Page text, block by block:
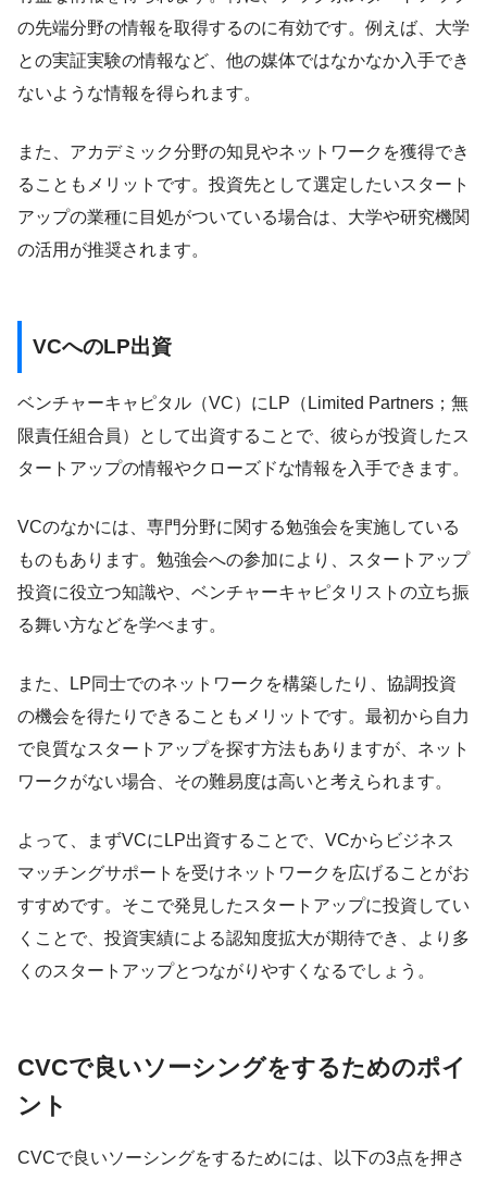
の先端分野の情報を取得するのに有効です。例えば、大学
との実証実験の情報など、他の媒体ではなかなか入手でき
ないような情報を得られます。
また、アカデミック分野の知見やネットワークを獲得でき
ることもメリットです。投資先として選定したいスタート
アップの業種に目処がついている場合は、大学や研究機関
の活用が推奨されます。
VCへのLP出資
ベンチャーキャピタル（VC）にLP（Limited Partners；無
限責任組合員）として出資することで、彼らが投資したス
タートアップの情報やクローズドな情報を入手できます。
VCのなかには、専門分野に関する勉強会を実施している
ものもあります。勉強会への参加により、スタートアップ
投資に役立つ知識や、ベンチャーキャピタリストの立ち振
る舞い方などを学べます。
また、LP同士でのネットワークを構築したり、協調投資
の機会を得たりできることもメリットです。最初から自力
で良質なスタートアップを探す方法もありますが、ネット
ワークがない場合、その難易度は高いと考えられます。
よって、まずVCにLP出資することで、VCからビジネス
マッチングサポートを受けネットワークを広げることがお
すすめです。そこで発見したスタートアップに投資してい
くことで、投資実績による認知度拡大が期待でき、より多
くのスタートアップとつながりやすくなるでしょう。
CVCで良いソーシングをするためのポイ
ント
CVCで良いソーシングをするためには、以下の3点を押さ